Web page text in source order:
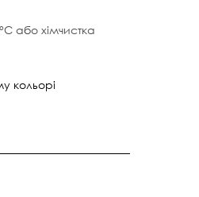
або хімчистка
кольорі